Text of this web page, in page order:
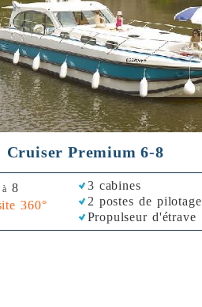
Cruiser Premium 6-8
à 8
3 cabines
2 postes de pilotage
Propulseur d'étrave